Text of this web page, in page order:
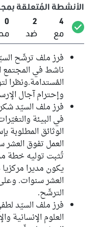
الأنشطة المُتعلقة
4
مع
2
ضد
0
فرز ملف ترشّح
ناشط في المجتمع
المُستدامة.ونظرا
وإحترام آجال
فرز ملف السيّد
في البيئة
الوثائق المطلوبة
العمل تفوق العشر
تُثبت توليه خطة
يكون مديرا
العشر سنوات.
الترشّح.
فرز ملف السيّد
العلوم الإنسانية